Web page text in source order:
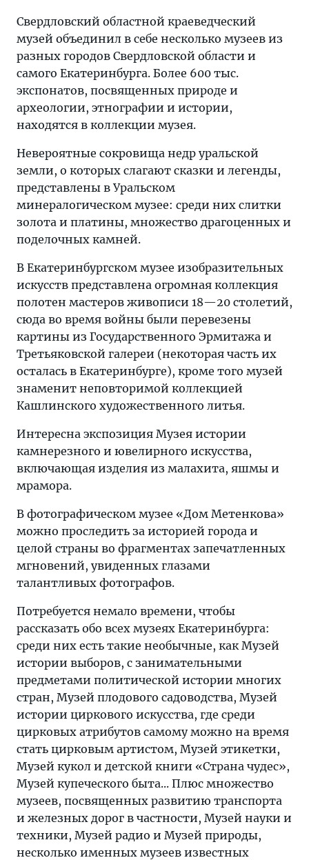
Свердловский областной краеведческий
музей объединил в себе несколько музеев из
разных городов Свердловской области и
самого Екатеринбурга. Более 600 тыс.
экспонатов, посвященных природе и
археологии, этнографии и истории,
находятся в коллекции музея.
Невероятные сокровища недр уральской
земли, о которых слагают сказки и легенды,
представлены в Уральском
минералогическом музее: среди них слитки
золота и платины, множество драгоценных и
поделочных камней.
В Екатеринбургском музее изобразительных
искусств представлена огромная коллекция
полотен мастеров живописи 18—20 столетий,
сюда во время войны были перевезены
картины из Государственного Эрмитажа и
Третьяковской галереи (некоторая часть их
осталась в Екатеринбурге), кроме того музей
знаменит неповторимой коллекцией
Кашлинского художественного литья.
Интересна экспозиция Музея истории
камнерезного и ювелирного искусства,
включающая изделия из малахита, яшмы и
мрамора.
В фотографическом музее «Дом Метенкова»
можно проследить за историей города и
целой страны во фрагментах запечатленных
мгновений, увиденных глазами
талантливых фотографов.
Потребуется немало времени, чтобы
рассказать обо всех музеях Екатеринбурга:
среди них есть такие необычные, как Музей
истории выборов, с занимательными
предметами политической истории многих
стран, Музей плодового садоводства, Музей
истории циркового искусства, где среди
цирковых атрибутов самому можно на время
стать цирковым артистом, Музей этикетки,
Музей кукол и детской книги «Страна чудес»,
Музей купеческого быта... Плюс множество
музеев, посвященных развитию транспорта
и железных дорог в частности, Музей науки и
техники, Музей радио и Музей природы,
несколько именных музеев известных